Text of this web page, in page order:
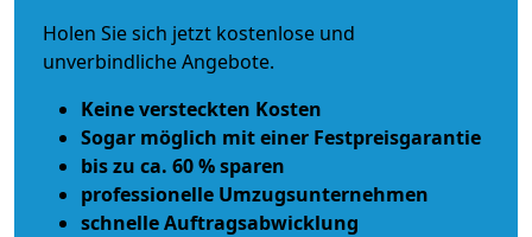
Holen Sie sich jetzt kostenlose und
unverbindliche Angebote.
Keine versteckten Kosten
Sogar möglich mit einer Festpreisgarantie
bis zu ca. 60 % sparen
professionelle Umzugsunternehmen
schnelle Auftragsabwicklung